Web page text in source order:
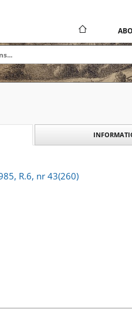
R.6, nr 43(260)